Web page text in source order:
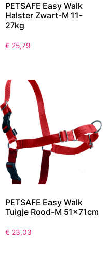
PETSAFE Easy Walk
Halster Zwart-M 11-
27kg
€ 25,79
PETSAFE Easy Walk
Tuigje Rood-M 51x71cm
€ 23,03